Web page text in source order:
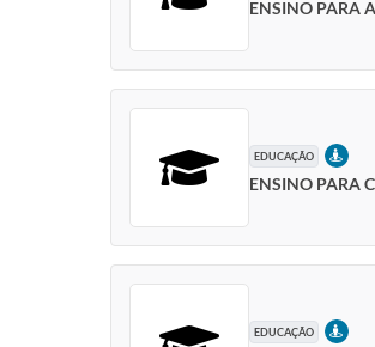
ENSINO PARA
EDUCAÇÃO
ENSINO PARA
EDUCAÇÃO